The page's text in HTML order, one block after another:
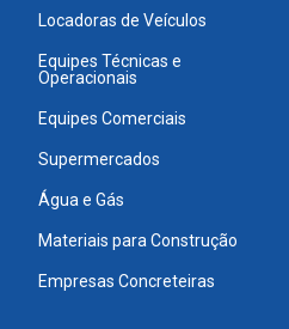
Locadoras de Veículos
Equipes Técnicas e
Operacionais
Equipes Comerciais
Supermercados
Água e Gás
Materiais para Construção
Empresas Concreteiras